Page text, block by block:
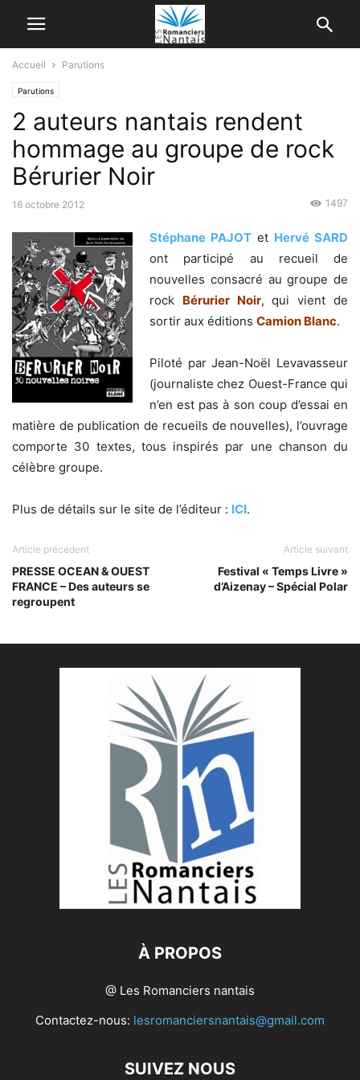
Accueil Parutions
Parutions
2 auteurs nantais rendent
hommage au groupe de rock
Bérurier Noir
16 octobre 2012 1497
Stéphane PAJOT et Hervé SARD
ont participé au recueil de
nouvelles consacré au groupe de
rock Bérurier Noir, qui vient de
sortir aux éditions Camion Blanc.
Piloté par Jean-Noël Levavasseur
(journaliste chez Ouest-France qui
n’en est pas à son coup d’essai en
matière de publication de recueils de nouvelles), l’ouvrage
comporte 30 textes, tous inspirés par une chanson du
célèbre groupe.
Plus de détails sur le site de l’éditeur : ICI.
Article précédent
PRESSE OCEAN & OUEST
FRANCE – Des auteurs se
regroupent
Article suivant
Festival « Temps Livre »
d’Aizenay – Spécial Polar
À PROPOS
@ Les Romanciers nantais
Contactez-nous: lesromanciersnantais@gmail.com
SUIVEZ NOUS